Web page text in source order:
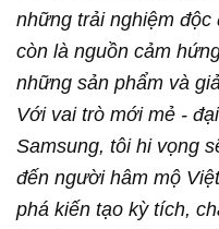
những trải nghiệm
còn là nguồn cảm
những sản phẩm và
Với vai trò mới mẻ -
Samsung, tôi hi vọng
đến người hâm mộ
phá kiến tạo kỳ tích,